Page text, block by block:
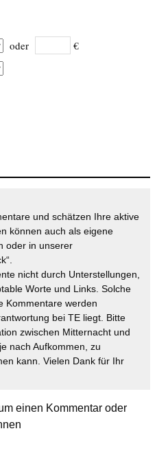
oder €
und schätzen Ihre aktive
können auch als eigene
oder in unserer
nicht durch Unterstellungen,
Worte und Links. Solche
Kommentare werden
bei TE liegt. Bitte
zwischen Mitternacht und
nach Aufkommen, zu
kann. Vielen Dank für Ihr
einen Kommentar oder